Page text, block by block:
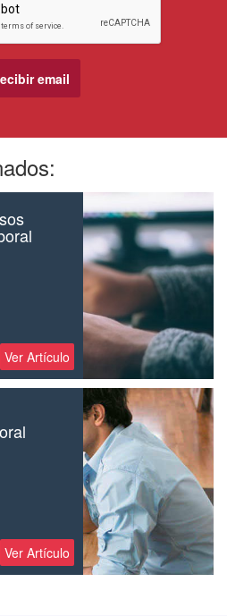
Ver Artículo
Ver Artículo